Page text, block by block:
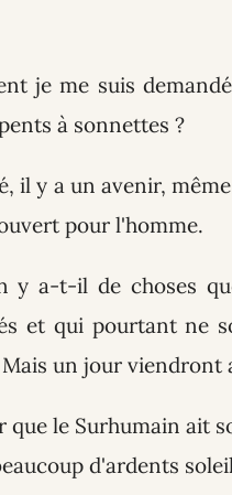
je me suis
à sonnettes ?
il y a un avenir,
pour l'homme.
y a-t-il de choses
et qui pourtant ne
un jour viendront
que le Surhumain ait
d'ardents